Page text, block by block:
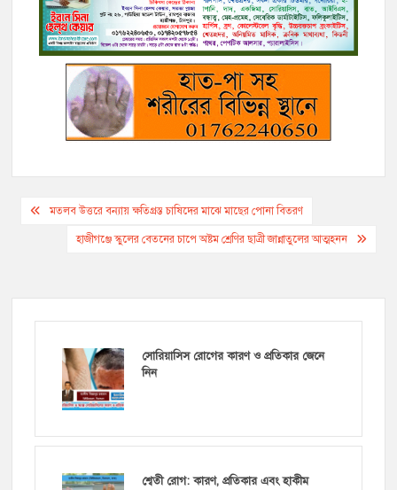
o
k
r
n
k
g
e
r
a
m
p
p
Post
navigation
মতলব উত্তরে বন্যায় ক্ষতিগ্রস্ত চাষিদের মাঝে মাছের পোনা বিতরণ
হাজীগঞ্জে স্কুলের বেতনের চাপে অষ্টম শ্রেণির ছাত্রী জান্নাতুলের আত্মহনন
সোরিয়াসিস রোগের কারণ ও প্রতিকার জেনে
নিন
শ্বেতী রোগ: কারণ, প্রতিকার এবং হাকীম